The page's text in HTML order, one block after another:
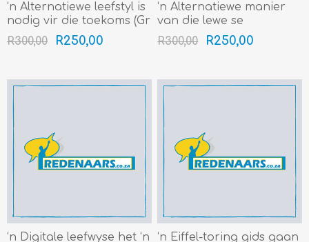
‘n Alternatiewe leefstyl is
nodig vir die toekoms (Gr
8-12) (4min+)
R300,00 R250,00
‘n Alternatiewe manier
van die lewe se
struikelblokke te
oorkom, is om positief te
R300,00 R250,00
‘n Digitale leefwyse het ‘n
‘n Eiffel-toring gids gaan